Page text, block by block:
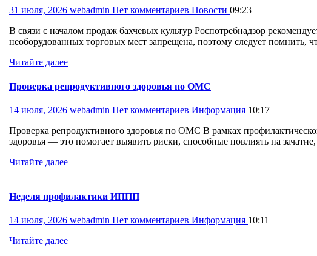
31 июля, 2026 webadmin Нет комментариев Новости 09:23
В связи с началом продаж бахчевых культур Роспотребнадзор
необорудованных торговых мест запрещена, поэтому следует помнить,
Читайте далее
Проверка репродуктивного здоровья по ОМС
14 июля, 2026 webadmin Нет комментариев Информация 10:17
Проверка репродуктивного здоровья по ОМС В рамках
здоровья — это помогает выявить риски, способные повлиять на
Читайте далее
Неделя профилактики ИППП
14 июля, 2026 webadmin Нет комментариев Информация 10:11
Читайте далее